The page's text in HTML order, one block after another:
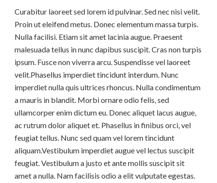
Curabitur laoreet sed lorem id pulvinar. Sed nec nisi velit.
Proin ut eleifend metus. Donec elementum massa turpis.
Nulla facilisi. Etiam sit amet lacinia augue. Praesent
malesuada tellus in nunc dapibus suscipit. Cras non turpis
ipsum. Fusce non viverra arcu. Suspendisse vel laoreet
velit.Phasellus imperdiet tincidunt interdum. Nunc
imperdiet nulla quis ultrices rhoncus. Nulla condimentum
a mauris in blandit. Morbi ornare odio felis, sed
ullamcorper enim dictum eu. Donec aliquet lacus augue,
ac rutrum dolor aliquet et. Phasellus in finibus orci, vel
feugiat tellus. Nunc sed quam vel lorem tincidunt
aliquam.Vestibulum imperdiet augue vel lectus suscipit
feugiat. Vestibulum a justo et ante mollis suscipit sit
amet a nulla. Nam facilisis odio a elit vulputate egestas.